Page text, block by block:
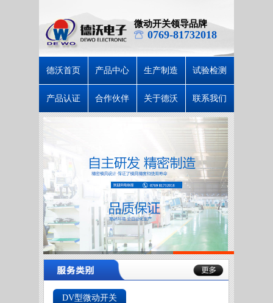
微动开关领导品牌
0769-81732018
德沃首页 产品中心 生产制造 试验检测
产品认证 合作伙伴 关于德沃 联系我们
DV型微动开关